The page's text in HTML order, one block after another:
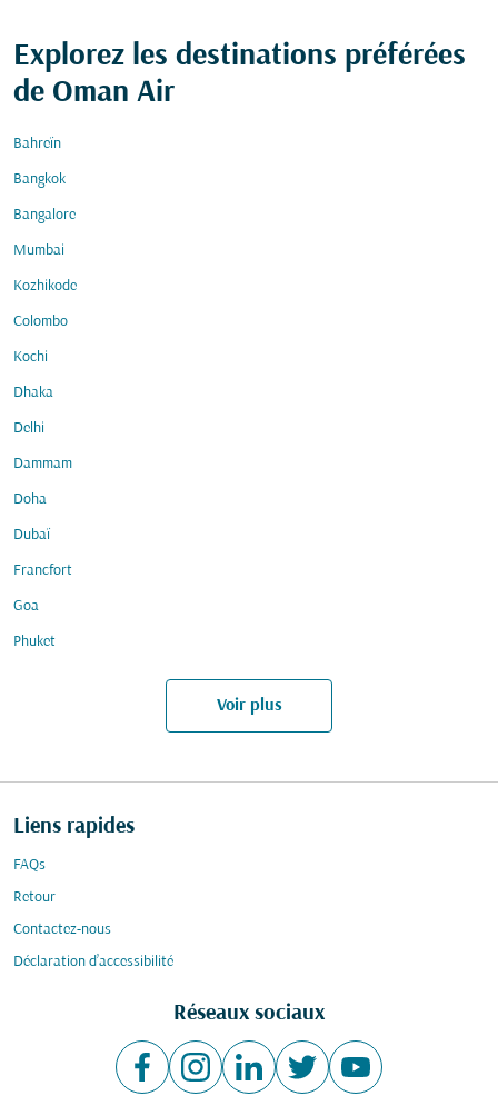
Explorez les destinations préférées
de Oman Air
Bahreïn
Bangkok
Bangalore
Mumbai
Kozhikode
Colombo
Kochi
Dhaka
Delhi
Dammam
Doha
Dubaï
Francfort
Goa
Phuket
Voir plus
Liens rapides
FAQs
Retour
Contactez-nous
Déclaration d’accessibilité
Réseaux sociaux